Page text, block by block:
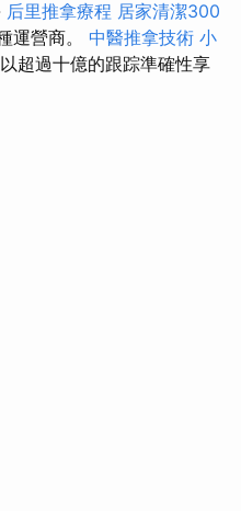
后里推拿療程 居家清潔300
運營商。 中醫推拿技術 小
超過十億的跟踪準確性享